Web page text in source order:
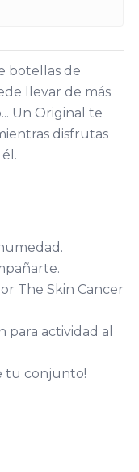
botellas de
llevar de más
Un Original te
disfrutas
The Skin Cancer
para actividad al
tu conjunto!